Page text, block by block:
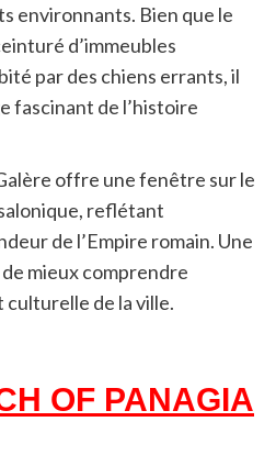
environnants. Bien que le
d’immeubles
par des chiens errants, il
fascinant de l’histoire
offre une fenêtre sur le
reflétant
de l’Empire romain. Une
mieux comprendre
de la ville.
OF PANAGIA